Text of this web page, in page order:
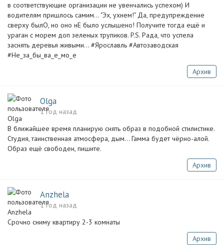
в соответствующие организации не увенчались успехом) И
водителям пришлось самим... "Эх, ухнем!" Да, предупреждение
сверху былО, но оно нЕ было услышено! Получите тогда ещё и
ураган с морем доп зеленых трупиков. P.S. Рада, что успела
заснять деревья живыми... #Ярославль #Автозаводская
#Не_за_бы_ва_е_мо_е
Архив
Olga
1 год назад
В ближайшее время планирую снять образ в подобной стилистике.
Студия, таинственная атмосфера, дым... Гамма будет чёрно-алой.
Образ ещё свободен, пишите.
Архив
Anzhela
1 год назад
Срочно сниму квартиру 2-3 комнаты
Архив